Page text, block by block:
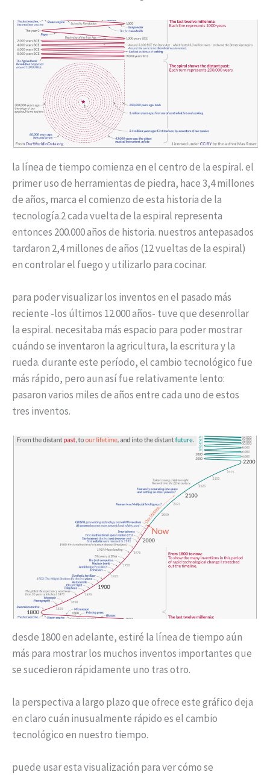
la línea de tiempo comienza en el centro de la espiral. el
primer uso de herramientas de piedra, hace 3,4 millones
de años, marca el comienzo de esta historia de la
tecnología.2 cada vuelta de la espiral representa
entonces 200.000 años de historia. nuestros antepasados
tardaron 2,4 millones de años (12 vueltas de la espiral)
en controlar el fuego y utilizarlo para cocinar.
para poder visualizar los inventos en el pasado más
reciente -los últimos 12.000 años- tuve que desenrollar
la espiral. necesitaba más espacio para poder mostrar
cuándo se inventaron la agricultura, la escritura y la
rueda. durante este período, el cambio tecnológico fue
más rápido, pero aun así fue relativamente lento:
pasaron varios miles de años entre cada uno de estos
tres inventos.
desde 1800 en adelante, estiré la línea de tiempo aún
más para mostrar los muchos inventos importantes que
se sucedieron rápidamente uno tras otro.
la perspectiva a largo plazo que ofrece este gráfico deja
en claro cuán inusualmente rápido es el cambio
tecnológico en nuestro tiempo.
puede usar esta visualización para ver cómo se